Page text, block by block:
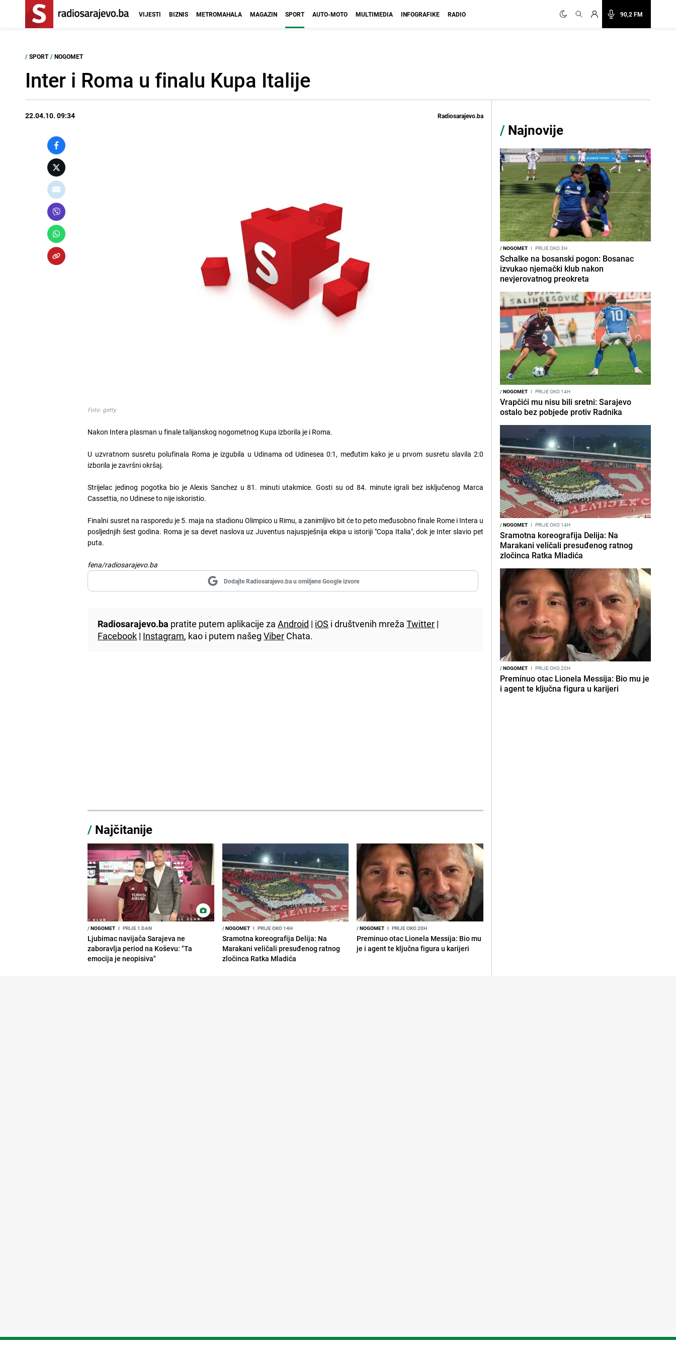
90,2 FM
VIJESTI BIZNIS METROMAHALA MAGAZIN SPORT AUTO-MOTO MULTIMEDIA INFOGRAFIKE RADIO
/ SPORT / NOGOMET
Inter i Roma u finalu Kupa Italije
22.04.10. 09:34 Radiosarajevo.ba
Foto: getty
Nakon Intera plasman u finale talijanskog nogometnog Kupa izborila je i Roma.
U uzvratnom susretu polufinala Roma je izgubila u Udinama od Udinesea 0:1, međutim kako je u prvom susretu slavila 2:0
izborila je završni okršaj.
Strijelac jedinog pogotka bio je Alexis Sanchez u 81. minuti utakmice. Gosti su od 84. minute igrali bez isključenog Marca
Cassettia, no Udinese to nije iskoristio.
Finalni susret na rasporedu je 5. maja na stadionu Olimpico u Rimu, a zanimljivo bit će to peto međusobno finale Rome i Intera u
posljednjih šest godina. Roma je sa devet naslova uz Juventus najuspješnija ekipa u istoriji "Copa Italia", dok je Inter slavio pet
puta.
fena/radiosarajevo.ba
Dodajte Radiosarajevo.ba u omiljene Google izvore
Radiosarajevo.ba pratite putem aplikacije zaAndroid | iOS i društvenih mrežaTwitter |
Facebook | Instagram, kao i putem našegViber Chata.
/ Najčitanije
/NOGOMET I PRIJE 1 DAN
Ljubimac navijača Sarajeva ne
zaboravlja period na Koševu: "Ta
emocija je neopisiva"
/NOGOMET I PRIJE OKO 14H
Sramotna koreografija Delija: Na
Marakani veličali presuđenog ratnog
zločinca Ratka Mladića
/NOGOMET I PRIJE OKO 20H
Preminuo otac Lionela Messija: Bio mu
je i agent te ključna figura u karijeri
/ Najnovije
/NOGOMET I PRIJE OKO 3H
Schalke na bosanski pogon: Bosanac
izvukao njemački klub nakon
nevjerovatnog preokreta
/NOGOMET I PRIJE OKO 14H
Vrapčići mu nisu bili sretni: Sarajevo
ostalo bez pobjede protiv Radnika
/NOGOMET I PRIJE OKO 14H
Sramotna koreografija Delija: Na
Marakani veličali presuđenog ratnog
zločinca Ratka Mladića
/NOGOMET I PRIJE OKO 20H
Preminuo otac Lionela Messija: Bio mu je
i agent te ključna figura u karijeri